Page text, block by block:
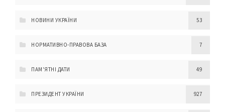
НОВИНИ УКРАЇНИ 53
НОРМАТИВНО-ПРАВОВА БАЗА 7
ПАМ'ЯТНІ ДАТИ 49
ПРЕЗИДЕНТ УКРАЇНИ 927